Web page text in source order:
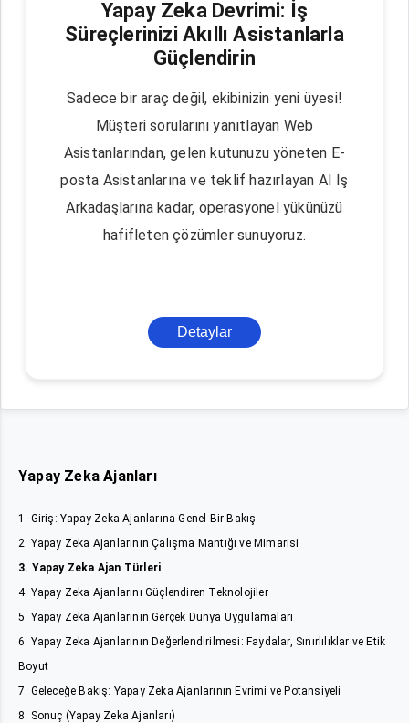
Yapay Zeka Devrimi: İş
Süreçlerinizi Akıllı Asistanlarla
Güçlendirin
Sadece bir araç değil, ekibinizin yeni üyesi!
Müşteri sorularını yanıtlayan Web
Asistanlarından, gelen kutunuzu yöneten E-
posta Asistanlarına ve teklif hazırlayan AI İş
Arkadaşlarına kadar, operasyonel yükünüzü
hafifleten çözümler sunuyoruz.
Detaylar
Yapay Zeka Ajanları
1. Giriş: Yapay Zeka Ajanlarına Genel Bir Bakış
2. Yapay Zeka Ajanlarının Çalışma Mantığı ve Mimarisi
3. Yapay Zeka Ajan Türleri
4. Yapay Zeka Ajanlarını Güçlendiren Teknolojiler
5. Yapay Zeka Ajanlarının Gerçek Dünya Uygulamaları
6. Yapay Zeka Ajanlarının Değerlendirilmesi: Faydalar, Sınırlılıklar ve Etik
Boyut
7. Geleceğe Bakış: Yapay Zeka Ajanlarının Evrimi ve Potansiyeli
8. Sonuç (Yapay Zeka Ajanları)